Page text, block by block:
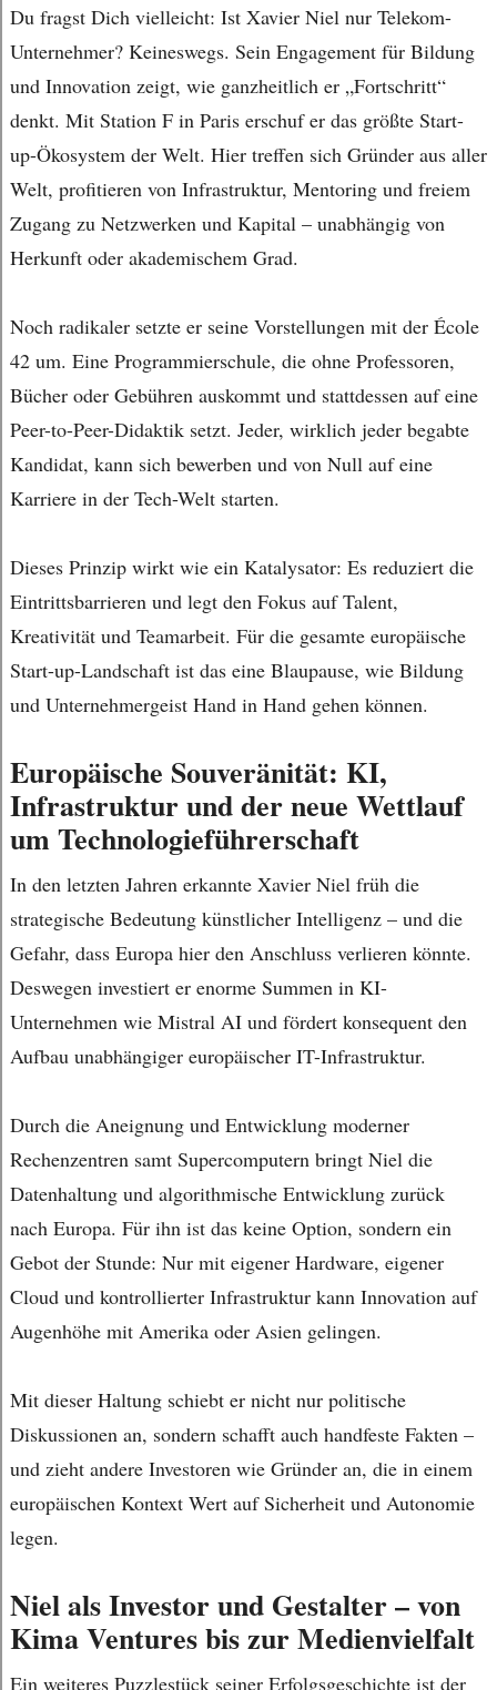
Du fragst Dich vielleicht: Ist Xavier Niel nur Telekom-
Unternehmer? Keineswegs. Sein Engagement für Bildung
und Innovation zeigt, wie ganzheitlich er „Fortschritt“
denkt. Mit Station F in Paris erschuf er das größte Start-
up-Ökosystem der Welt. Hier treffen sich Gründer aus aller
Welt, profitieren von Infrastruktur, Mentoring und freiem
Zugang zu Netzwerken und Kapital – unabhängig von
Herkunft oder akademischem Grad.
Noch radikaler setzte er seine Vorstellungen mit der École
42 um. Eine Programmierschule, die ohne Professoren,
Bücher oder Gebühren auskommt und stattdessen auf eine
Peer-to-Peer-Didaktik setzt. Jeder, wirklich jeder begabte
Kandidat, kann sich bewerben und von Null auf eine
Karriere in der Tech-Welt starten.
Dieses Prinzip wirkt wie ein Katalysator: Es reduziert die
Eintrittsbarrieren und legt den Fokus auf Talent,
Kreativität und Teamarbeit. Für die gesamte europäische
Start-up-Landschaft ist das eine Blaupause, wie Bildung
und Unternehmergeist Hand in Hand gehen können.
Europäische Souveränität: KI,
Infrastruktur und der neue Wettlauf
um Technologieführerschaft
In den letzten Jahren erkannte Xavier Niel früh die
strategische Bedeutung künstlicher Intelligenz – und die
Gefahr, dass Europa hier den Anschluss verlieren könnte.
Deswegen investiert er enorme Summen in KI-
Unternehmen wie Mistral AI und fördert konsequent den
Aufbau unabhängiger europäischer IT-Infrastruktur.
Durch die Aneignung und Entwicklung moderner
Rechenzentren samt Supercomputern bringt Niel die
Datenhaltung und algorithmische Entwicklung zurück
nach Europa. Für ihn ist das keine Option, sondern ein
Gebot der Stunde: Nur mit eigener Hardware, eigener
Cloud und kontrollierter Infrastruktur kann Innovation auf
Augenhöhe mit Amerika oder Asien gelingen.
Mit dieser Haltung schiebt er nicht nur politische
Diskussionen an, sondern schafft auch handfeste Fakten –
und zieht andere Investoren wie Gründer an, die in einem
europäischen Kontext Wert auf Sicherheit und Autonomie
legen.
Niel als Investor und Gestalter – von
Kima Ventures bis zur Medienvielfalt
Ein weiteres Puzzlestück seiner Erfolgsgeschichte ist der